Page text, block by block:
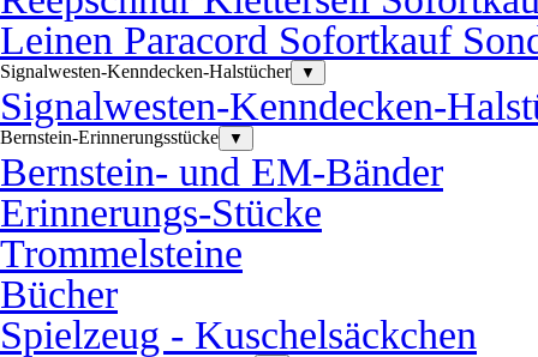
Leinen Paracord Sofortkauf
Signalwesten-Kenndecken-Halstücher ▼
Signalwesten-Kenndecken-
Bernstein-Erinnerungsstücke ▼
Bernstein- und EM-Bänder
Erinnerungs-Stücke
Trommelsteine
Bücher
Spielzeug - Kuschelsäckchen